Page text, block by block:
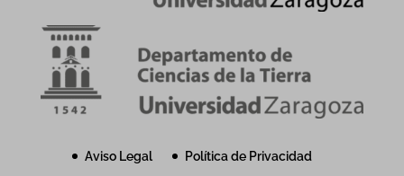
Aviso Legal
Política de Privacidad